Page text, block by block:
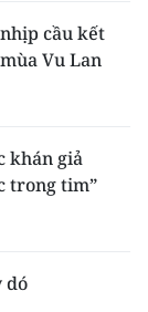
cầu kết
Vu Lan
khán giả
trong tim”
dó